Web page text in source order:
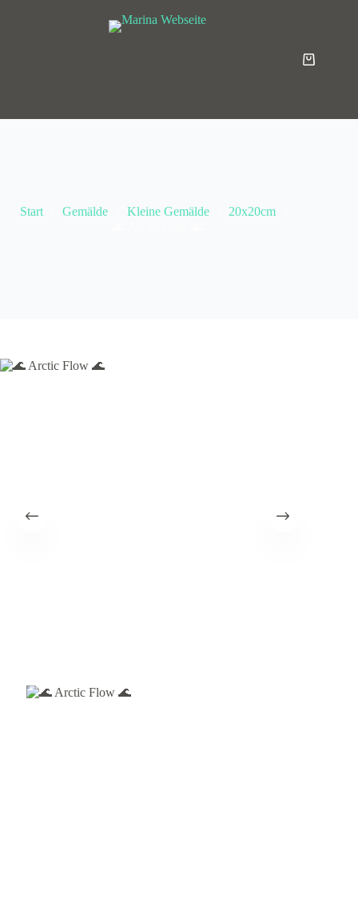
Start Gemälde Kleine Gemälde
20x20cm